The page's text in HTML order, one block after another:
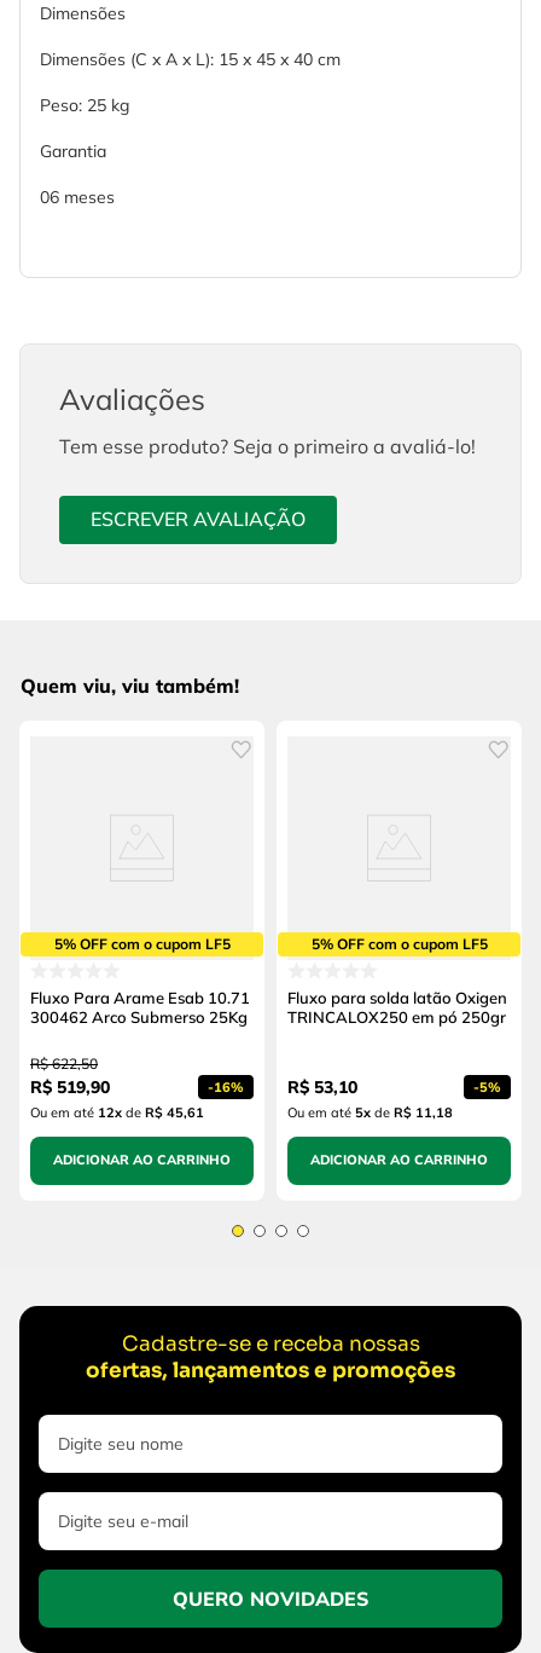
Dimensões
Dimensões (C x A x L): 15 x 45 x 40 cm
Peso: 25 kg
Garantia
06 meses
Avaliações
Tem esse produto? Seja o primeiro a avaliá-lo!
ESCREVER AVALIAÇÃO
Quem viu, viu também!
5% OFF com o cupom LF5
Fluxo Para Arame Esab 10.71
300462 Arco Submerso 25Kg
R$ 622,50
R$ 519,90 -16%
Ou em até 12x de R$ 45,61
ADICIONAR AO CARRINHO
5% OFF com o cupom LF5
Fluxo para solda latão Oxigen
TRINCALOX250 em pó 250gr
R$ 53,10 -5%
Ou em até 5x de R$ 11,18
ADICIONAR AO CARRINHO
Cadastre-se e receba nossas
ofertas, lançamentos e promoções
QUERO NOVIDADES